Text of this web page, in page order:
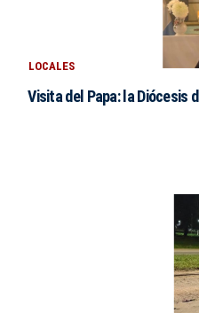
LOCALES
Visita del Papa: la Diócesis